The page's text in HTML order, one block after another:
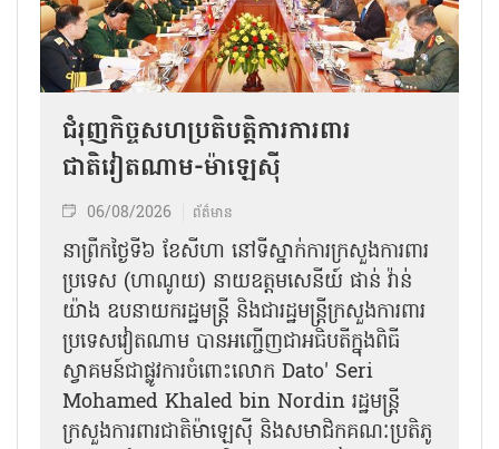
ជំរុញកិច្ចសហប្រតិបត្តិការការពារ
ជាតិវៀតណាម-ម៉ាឡេស៊ី
06/08/2026 ព័ត៌មាន
នា​ព្រឹកថ្ងៃទី៦ ខែសីហា នៅទីស្នាក់ការក្រសួងការពារ
ប្រទេស (ហាណូយ) នាយឧត្តមសេនីយ៍ ផាន់ វ៉ាន់
យ៉ាង ឧបនាយករដ្ឋមន្ត្រី និងជារដ្ឋមន្ត្រីក្រសួងការពារ
ប្រទេសវៀតណាម បានអញ្ជើញជាអធិបតីក្នុងពិធី
ស្វាគមន៍ជាផ្លូវការ​ចំពោះលោក Dato' Seri
Mohamed Khaled bin Nordin រដ្ឋមន្ត្រី
ក្រសួងការពារជាតិម៉ាឡេស៊ី និងសមាជិកគណៈប្រតិភូ